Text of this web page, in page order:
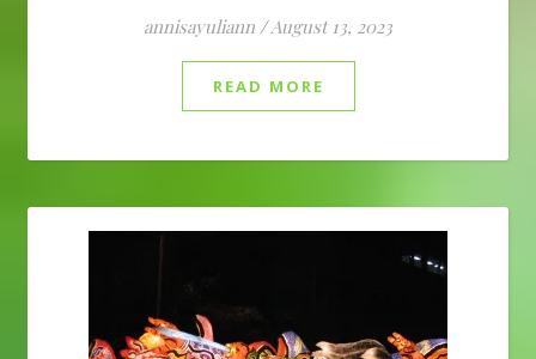
annisayuliann /August 13, 2023
READ MORE